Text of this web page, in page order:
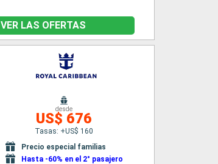
VER LAS OFERTAS
desde
US$ 676
Tasas: +US$ 160
Precio especial familias
Hasta -60% en el 2° pasajero